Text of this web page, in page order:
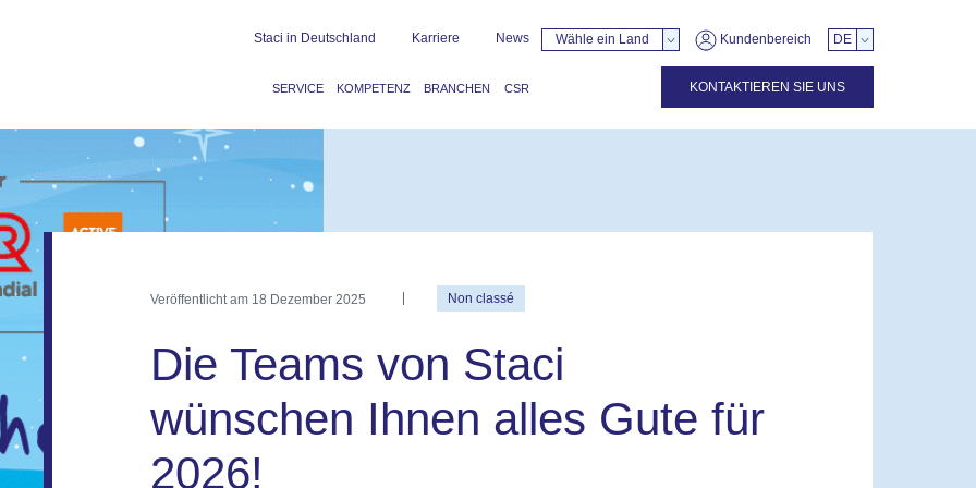
Staci in Deutschland Karriere News Wähle ein Land Kundenbereich DE
SERVICE KOMPETENZ BRANCHEN CSR KONTAKTIEREN SIE UNS
Veröffentlicht am 18 Dezember 2025 Non classé
Die Teams von Staci
wünschen Ihnen alles Gute für
2026!